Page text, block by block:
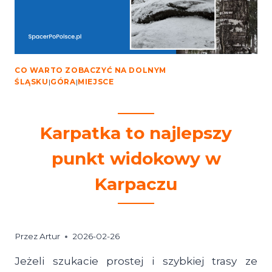
CO WARTO ZOBACZYĆ NA DOLNYM
ŚLĄSKU |GÓRA|MIEJSCE
Karpatka to najlepszy
punkt widokowy w
Karpaczu
PrzezArtur 2026-02-26
Jeżeli szukacie prostej i szybkiej trasy ze